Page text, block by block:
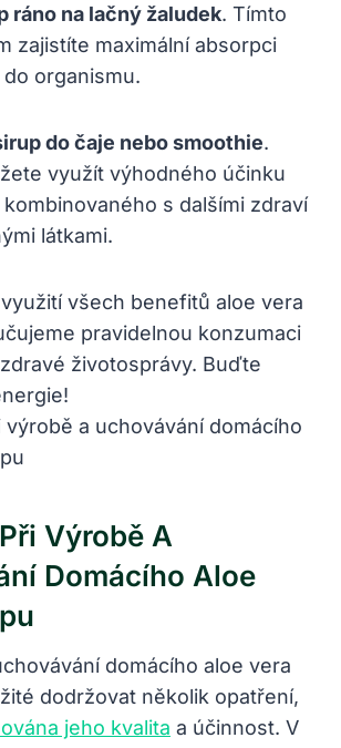
ráno na lačný žaludek. Tímto
zajistíte maximální absorpci
organismu.
do čaje nebo smoothie.
využít výhodného účinku
s dalšími zdraví
látkami.
všech benefitů aloe vera
pravidelnou konzumaci
životosprávy. Buďte
Výrobě A
Domácího Aloe
domácího aloe vera
dodržovat několik opatření,
jeho kvalita a účinnost. V